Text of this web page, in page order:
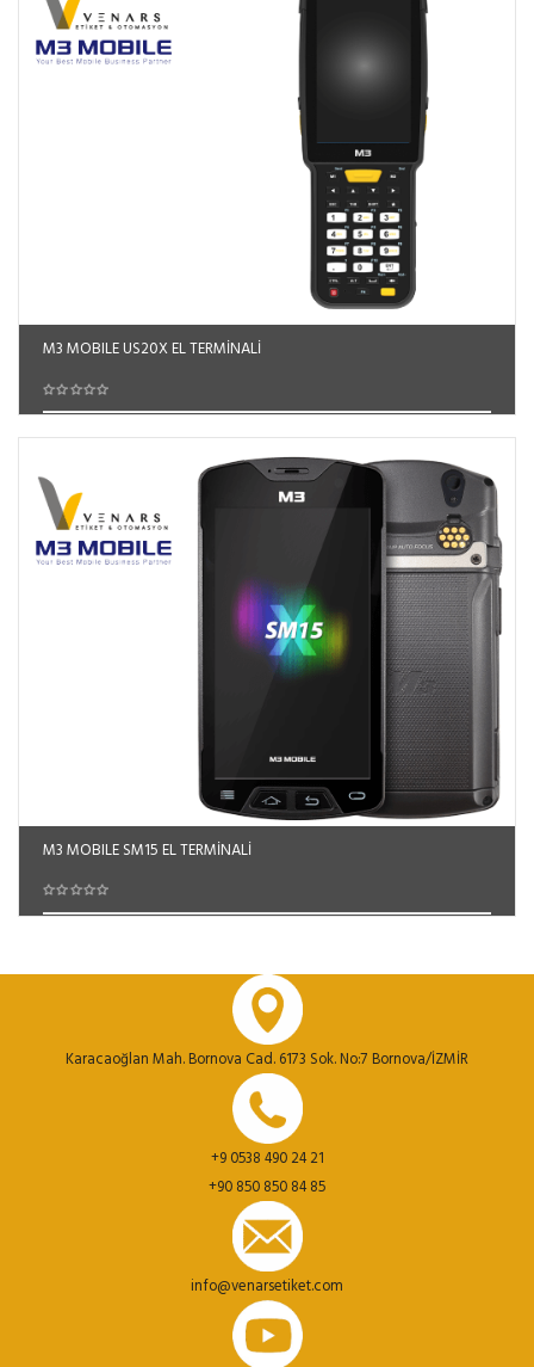
M3 MOBILE US20X EL TERMİNALİ
M3 MOBILE SM15 EL TERMİNALİ
Karacaoğlan Mah. Bornova Cad. 6173 Sok. No:7 Bornova/İZMİR
+9 0538 490 24 21
+90 850 850 84 85
info@venarsetiket.com